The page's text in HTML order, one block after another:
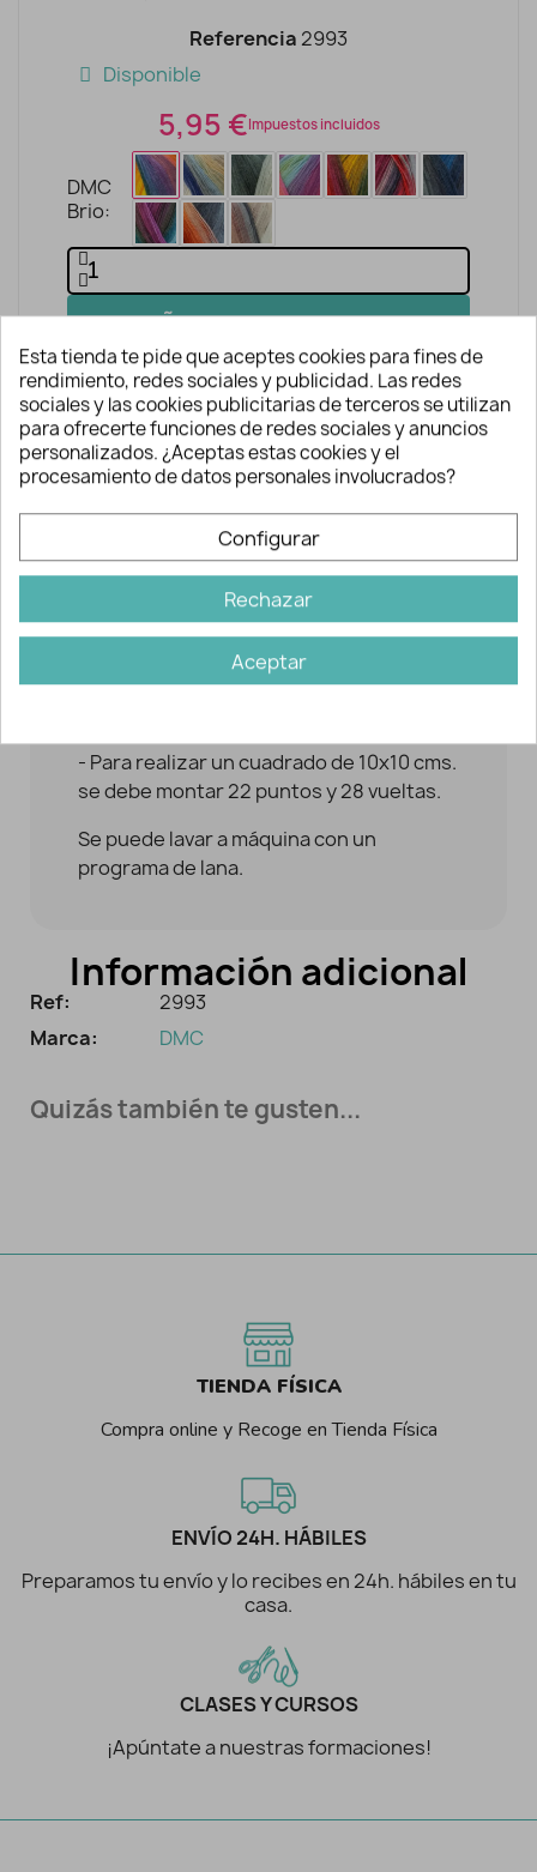
Referencia 2993
Disponible
5,95 €Impuestos incluidos
DMC
Brio
AÑADIR A LA CESTA
Descripción y detalles
Recomendaciones:
- Emplear agujas de 4 mm. tanto para
- Para realizar un cuadrado de 10x10 cms.
se debe montar 22 puntos y 28 vueltas.
Se puede lavar a máquina con un
programa de lana.
Información adicional
Ref:
2993
Marca:
DMC
Quizás también te gusten...
TIENDA FÍSICA
Compra online y Recoge en Tienda Física
ENVÍO 24H. HÁBILES
Preparamos tu envío y lo recibes en 24h. hábiles en tu
casa.
CLASES Y CURSOS
¡Apúntate a nuestras formaciones!
Esta tienda te pide que aceptes cookies para fines de
rendimiento, redes sociales y publicidad. Las redes
sociales y las cookies publicitarias de terceros se utilizan
para ofrecerte funciones de redes sociales y anuncios
personalizados. ¿Aceptas estas cookies y el
procesamiento de datos personales involucrados?
Configurar
Rechazar
Aceptar